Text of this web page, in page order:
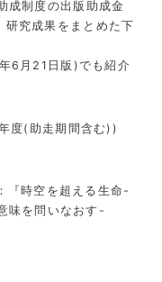
成制度の出版助成金
究成果をまとめた下
6月21日版)でも紹介
度(助走期間含む))
空を超える生命-
味を問いなおす-